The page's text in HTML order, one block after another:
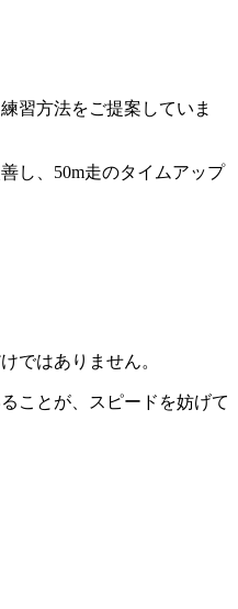
習方法をご提案していま
し、50m走のタイムアップ
ではありません。
ことが、スピードを妨げて